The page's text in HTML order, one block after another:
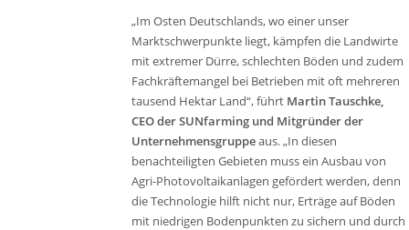
„Im Osten Deutschlands, wo einer unser
Marktschwerpunkte liegt, kämpfen die Landwirte
mit extremer Dürre, schlechten Böden und zudem
Fachkräftemangel bei Betrieben mit oft mehreren
tausend Hektar Land“, führt Martin Tauschke,
CEO der SUNfarming und Mitgründer der
Unternehmensgruppeaus. „In diesen
benachteiligten Gebieten muss ein Ausbau von
Agri-Photovoltaikanlagen gefördert werden, denn
die Technologie hilft nicht nur, Erträge auf Böden
mit niedrigen Bodenpunkten zu sichern und durch